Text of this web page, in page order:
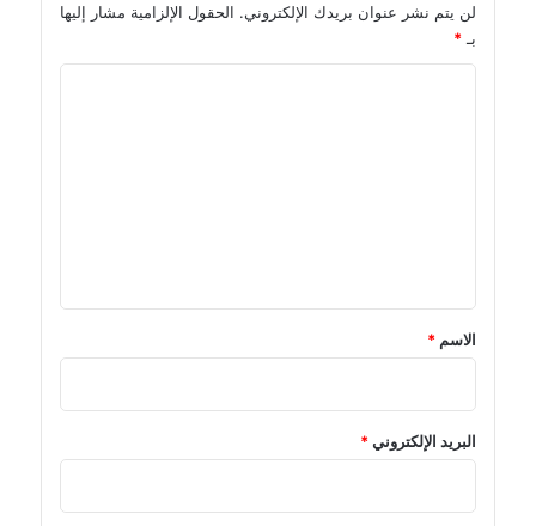
لن يتم نشر عنوان بريدك الإلكتروني. الحقول الإلزامية مشار إليها
بـ *
*
الاسم *
البريد الإلكتروني*